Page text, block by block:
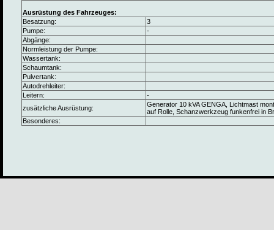
Ausrüstung des Fahrzeuges:
Besatzung:
3
Pumpe:
-
Abgänge:
Normleistung der Pumpe:
Wassertank:
Schaumtank:
Pulvertank:
Autodrehleiter:
Leitern:
-
zusätzliche Ausrüstung:
Generator 10 kVA GENGA, Lichtmast
auf Rolle, Schanzwerkzeug funkenfrei in
Besonderes: